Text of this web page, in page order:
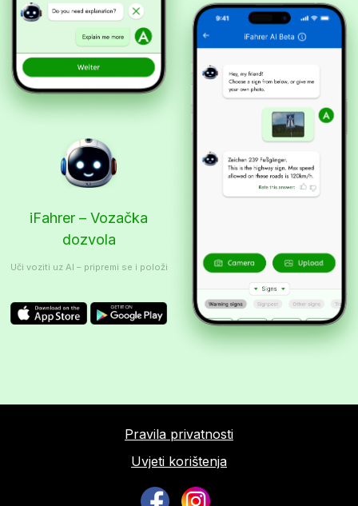
iFahrer – Vozačka
dozvola
Uči voziti uz AI – pripremi se i položi
Pravila privatnosti
Uvjeti korištenja